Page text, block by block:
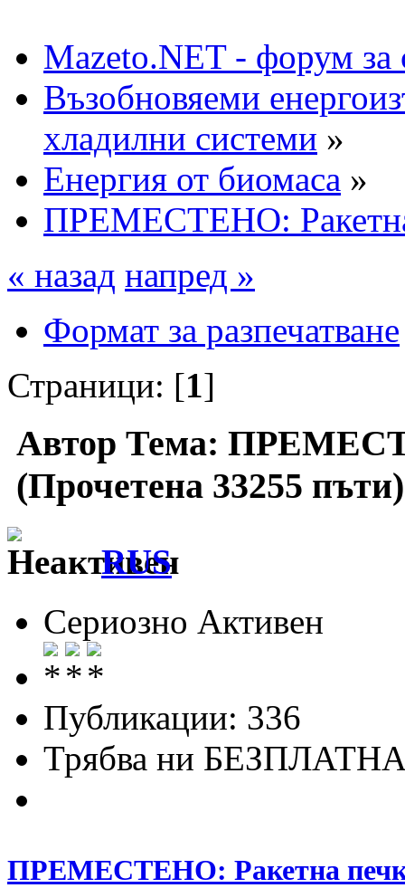
Mazeto.NET - форум за
Възобновяеми
хладилни системи »
Енергия от биомаса »
ПРЕМЕСТЕНО:
« назад напред »
Формат за разпечатване
Страници: [1]
Автор Тема:
(Прочетена 33255 пъти)
RUS
Сериозно Активен
Публикации: 336
Трябва ни БЕЗПЛАТНА
ПРЕМЕСТЕНО: Ракетна